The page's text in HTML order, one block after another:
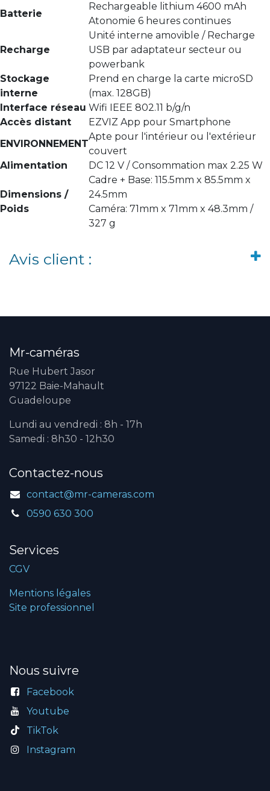
Batterie
Rechargeable lithium 4600 mAh
Atonomie 6 heures continues
Recharge
Unité interne amovible / Recharge
USB par adaptateur secteur ou
powerbank
Stockage
interne
Prend en charge la carte microSD
(max. 128GB)
Interface réseau Wifi IEEE 802.11 b/g/n
Accès distant
EZVIZ App pour Smartphone
ENVIRONNEMENT
Apte pour l'intérieur ou l'extérieur
couvert
Alimentation
DC 12 V / Consommation max 2.25 W
Dimensions /
Poids
Cadre + Base: 115.5mm x 85.5mm x
24.5mm
Caméra: 71mm x 71mm x 48.3mm /
327 g
Avis client :
Mr-caméras
Rue Hubert Jasor
97122 Baie-Mahault
Guadeloupe
Lundi au vendredi : 8h - 17h
Samedi : 8h30 - 12h30
Contactez-nous
contact@mr-cameras.com
0590 630 300
Services
CGV
Mentions légales
Site professionnel
Nous suivre
Facebook
Youtube
TikTok
Instagram